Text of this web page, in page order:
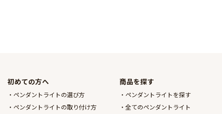
初めての方へ
ペンダントライトの選び方
ペンダントライトの取り付け方
商品を探す
ペンダントライトを探す
全てのペンダントライト